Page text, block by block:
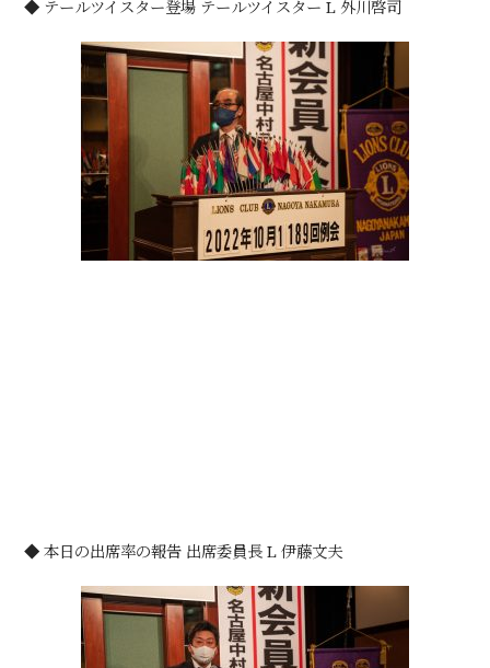
◆ テールツイスター登場 テールツイスター L 外川啓司
◆ 本日の出席率の報告 出席委員長 L 伊藤文夫